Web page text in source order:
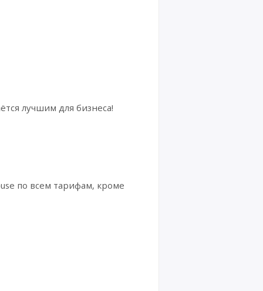
лучшим для бизнеса!
по всем тарифам, кроме